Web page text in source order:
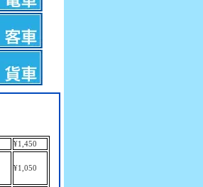
¥1,450
¥1,050